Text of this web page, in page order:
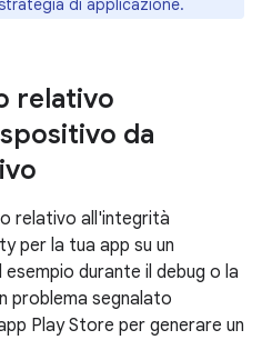
di applicazione.
relativo
da
relativo all'integrità
per la tua app su un
durante il debug o la
problema segnalato
Play Store per generare un